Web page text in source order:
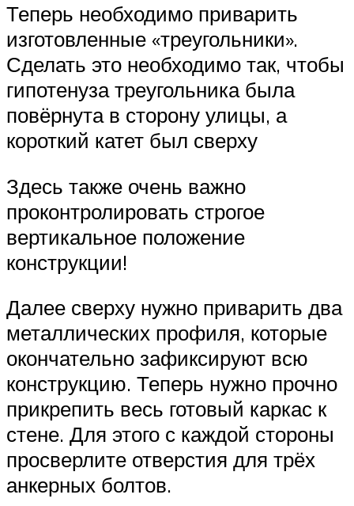
Теперь необходимо приварить
изготовленные «треугольники».
Сделать это необходимо так, чтобы
гипотенуза треугольника была
повёрнута в сторону улицы, а
короткий катет был сверху
Здесь также очень важно
проконтролировать строгое
вертикальное положение
конструкции!
Далее сверху нужно приварить два
металлических профиля, которые
окончательно зафиксируют всю
конструкцию. Теперь нужно прочно
прикрепить весь готовый каркас к
стене. Для этого с каждой стороны
просверлите отверстия для трёх
анкерных болтов.